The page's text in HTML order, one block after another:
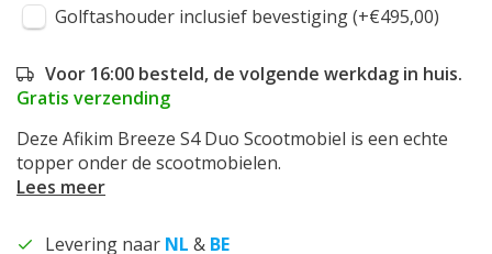
Golftashouder inclusief bevestiging (+€495,00)
Voor 16:00 besteld, de volgende werkdag in huis.
Gratis verzending
Deze Afikim Breeze S4 Duo Scootmobiel is een echte
topper onder de scootmobielen.
Lees meer
Levering naar NL & BE